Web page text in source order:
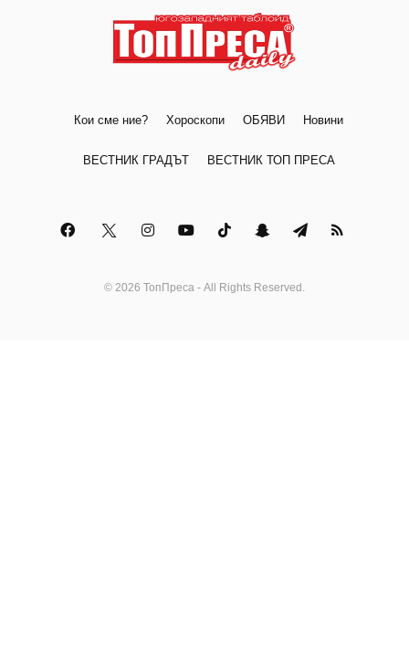
Кои сме ние? Хороскопи ОБЯВИ Новини
ВЕСТНИК ГРАДЪТ ВЕСТНИК ТОП ПРЕСА
© 2026 ТопПреса - All Rights Reserved.